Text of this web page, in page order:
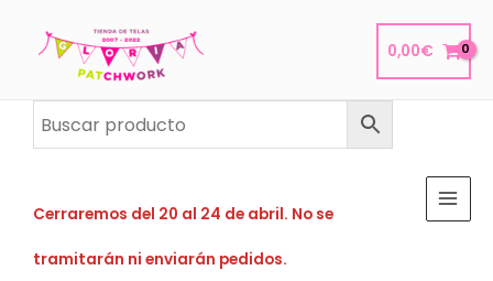
0,00€
Cerraremos del 20 al 24 de abril. No se
tramitarán ni enviarán pedidos.